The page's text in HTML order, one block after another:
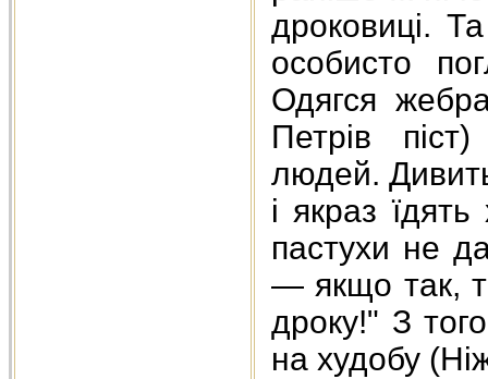
дроковиці.
особисто
Одягся
Петрів
людей.
і якраз
пастухи не
— якщо так,
дроку!" З
на худобу